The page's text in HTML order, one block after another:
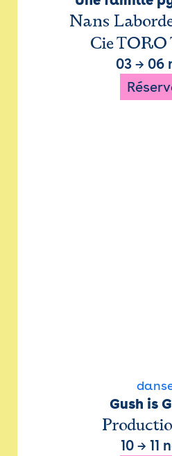
Nans
Cie
03 → 06
Gush is
10 → 11